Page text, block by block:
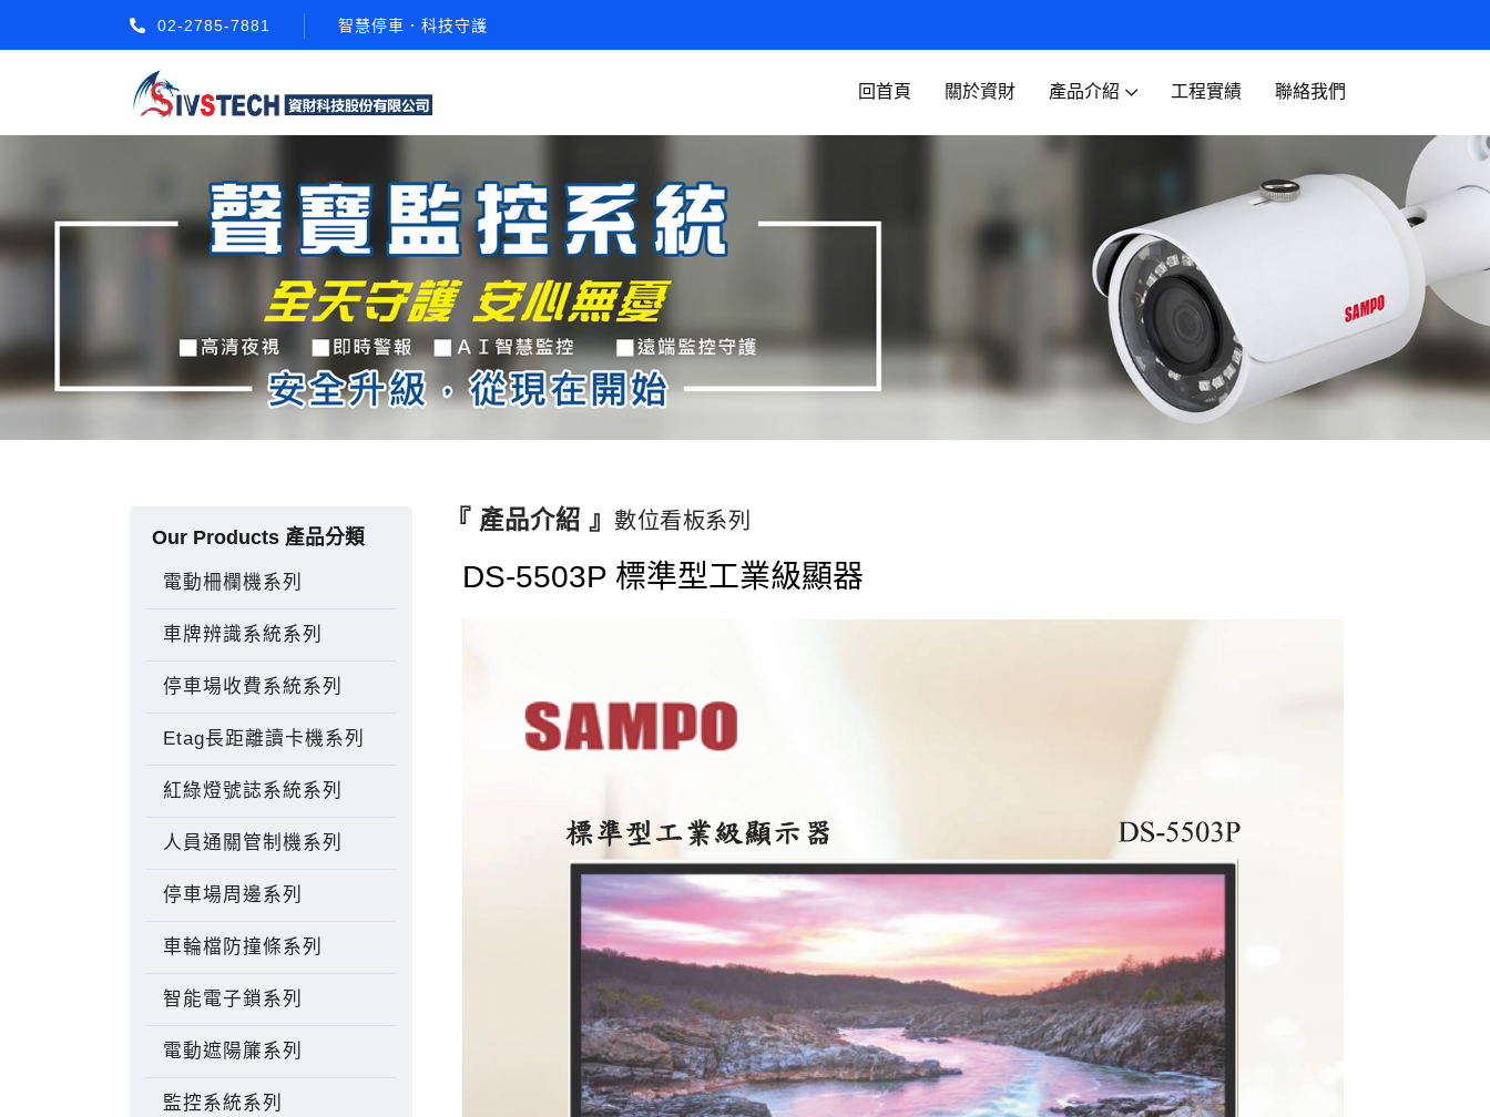
02-2785-7881 智慧停車．科技守護
回首頁 關於資財 產品介紹 工程實績 聯絡我們
Our Products 產品分類
電動柵欄機系列
車牌辨識系統系列
停車場收費系統系列
Etag長距離讀卡機系列
紅綠燈號誌系統系列
人員通關管制機系列
停車場周邊系列
車輪檔防撞條系列
智能電子鎖系列
電動遮陽簾系列
監控系統系列
『 產品介紹 』 數位看板系列
DS-5503P 標準型工業級顯器